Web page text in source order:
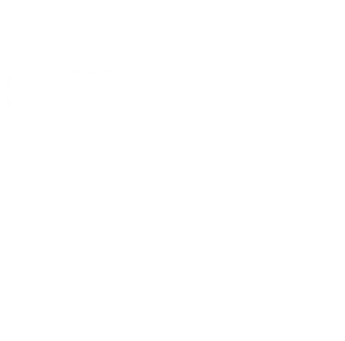
大宮西口店 ☆大宮駅から徒歩1分☆ ≪
股関節ストレッチ】を取り入れたリラ
大宮西口店 ☆大宮駅から徒
7339≪営業時間≫10:00～21:00
りを選べる炭酸泡を使い頭部をほぐ
い方 10分 ￥1,650 (税込)20分
のコースと併用してご予約ください
☆お
いただくとスムーズにご案内できま
☆リラクゼーショ
【肩甲骨ストレッチ】と【股関節スト
ラク系ボディケア！！ Re.Ra.Ku大
ら徒歩1分☆ ≪住所≫ 〒330-
市大宮区桜木町2-3 DOMショッ
すすめコース～～～～★オイルフッ
くらはぎ60分 ¥8,470 (税込) 足
周り （※10分単位で延長
★【夏季限定】-5℃の香りを選べる炭
します♪爽快ヘッドスパで暑い夏を乗
んな方におすすめ☆・頭の重さ・
みの方・ひんやり泡で頭皮にスッキリ
パチ音でリラックスしたい方 10
￥3,190 (税込) ※メインのコースと
い（単品利用不可） ☆--------------------